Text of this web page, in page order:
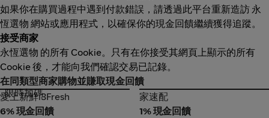
如果你在購買過程中遇到付款錯誤，請透過此平台重新造訪 永
恆選物 網站或應用程式，以確保你的現金回饋繼續獲得追蹤。
接受商家
永恆選物 的所有 Cookie。只有在你接受其網頁上顯示的所有
Cookie 後，才能向我們確認交易已記錄。
在同類型商家購物並賺取現金回饋
愛上新鮮i3Fresh
限時加碼
愛上新鮮i3Fresh
6% 現金回饋
家速配
家速配
1% 現金回饋